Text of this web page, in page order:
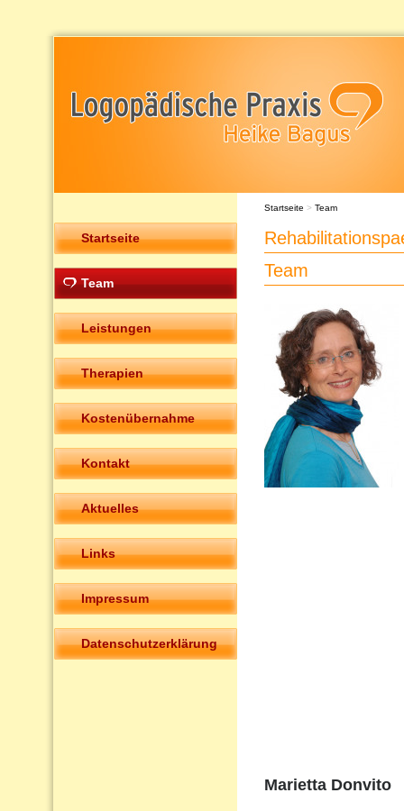
Startseite
Team
Leistungen
Therapien
Kostenübernahme
Kontakt
Aktuelles
Links
Impressum
Datenschutzerklärung
Startseite > Team
Team
Marietta Donvito